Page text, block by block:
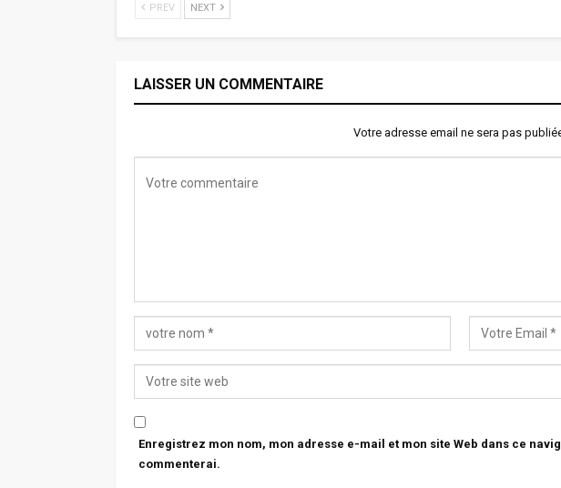
PREV NEXT
LAISSER UN COMMENTAIRE
Votre adresse email ne sera pas
Enregistrez mon nom, mon adresse e-mail et mon site Web dans ce
commenterai.